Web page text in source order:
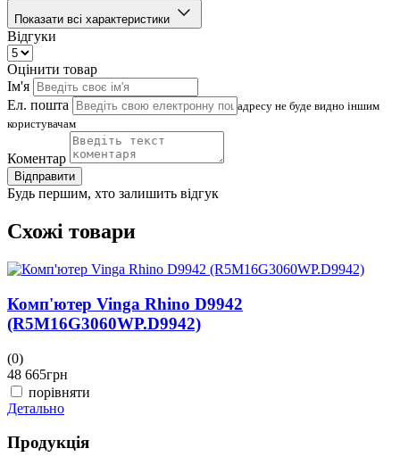
Показати всі характеристики
Відгуки
Оцінити товар
Ім'я
Ел. пошта
адресу не буде видно іншим
користувачам
Коментар
Відправити
Будь першим, хто залишить відгук
Схожі товари
Комп'ютер Vinga Rhino D9942
(R5M16G3060WP.D9942)
(0)
48 665грн
порівняти
Детально
Продукція